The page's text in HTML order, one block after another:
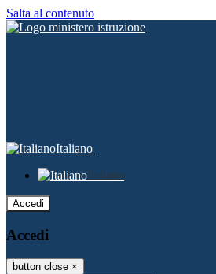
Salta al contenuto
Italiano
Italiano
Accedi
Accedi
button close ×